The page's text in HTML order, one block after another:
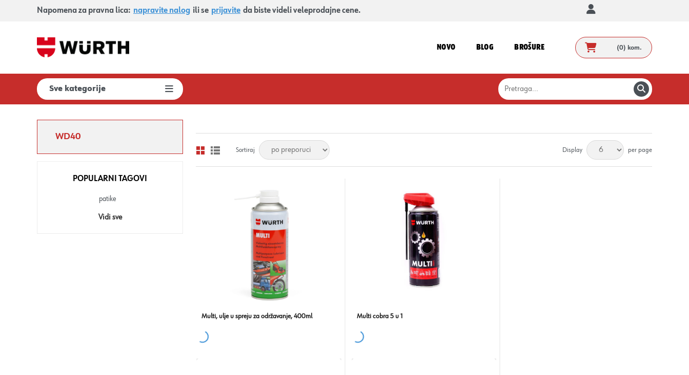
Napomena za pravna lica: napravite nalog ili se prijavite da biste videli veleprodajne cene.
NOVO BLOG BROŠURE (0) kom.
Sve kategorije
Display per page
Sortiraj
Multi, ulje u spreju za održavanje, 400ml Multi cobra 5 u 1
WD40
POPULARNI TAGOVI
patike
Vidi sve